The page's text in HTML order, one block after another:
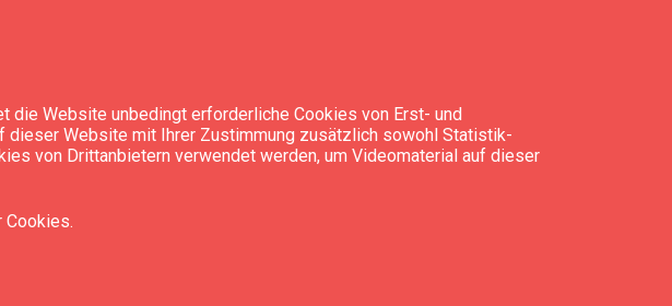
die Website unbedingt erforderliche Cookies von Erst- und
dieser Website mit Ihrer Zustimmung zusätzlich sowohl Statistik-
von Drittanbietern verwendet werden, um Videomaterial auf dieser
Cookies.